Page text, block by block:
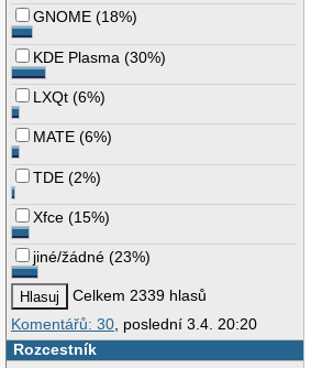
GNOME (18%)
KDE Plasma (30%)
LXQt (6%)
MATE (6%)
TDE (2%)
Xfce (15%)
jiné/žádné (23%)
Celkem 2339 hlasů
Komentářů: 30 , poslední 3.4. 20:20
Rozcestník